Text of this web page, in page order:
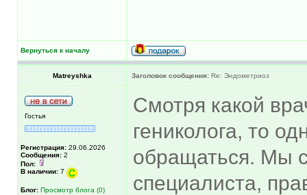
Вернуться к началу
Matreyshka Заголовок сообщения: Re: Эндометриоз
Гостья
Регистрация: 29.06.2026
Сообщения: 2
Пол:
В наличии: 7
Блог: Просмотр блога (0)
Смотря какой
гениколога, то
обращаться. Мы
специалиста,